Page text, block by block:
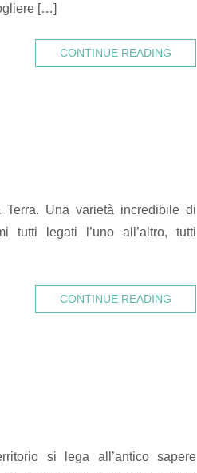
[…]
CONTINUE READING
Una varietà incredibile di
tutti legati l’uno all’altro, tutti
CONTINUE READING
si lega all’antico sapere